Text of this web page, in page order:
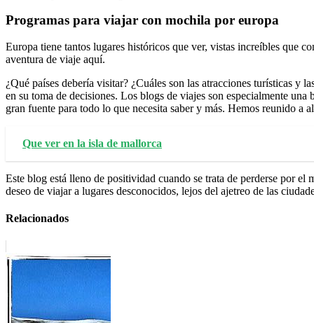
Programas para viajar con mochila por europa
Europa tiene tantos lugares históricos que ver, vistas increíbles que
aventura de viaje aquí.
¿Qué países debería visitar? ¿Cuáles son las atracciones turísticas
en su toma de decisiones. Los blogs de viajes son especialmente
gran fuente para todo lo que necesita saber y más. Hemos reunido a
Que ver en la isla de mallorca
Este blog está lleno de positividad cuando se trata de perderse por
deseo de viajar a lugares desconocidos, lejos del ajetreo de las
Relacionados